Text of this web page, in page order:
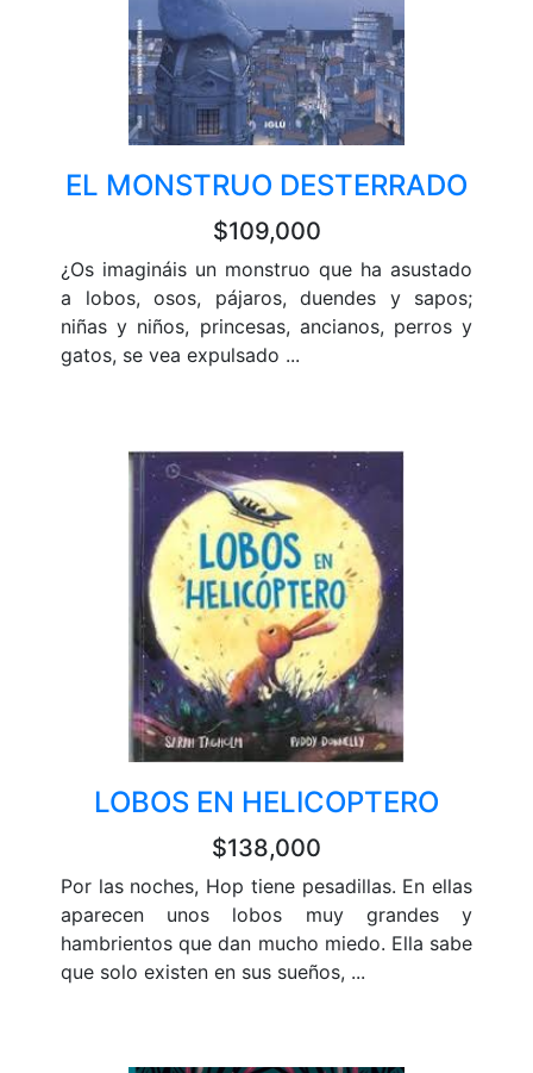
EL MONSTRUO DESTERRADO
$109,000
¿Os imagináis un monstruo que ha asustado
a lobos, osos, pájaros, duendes y sapos;
niñas y niños, princesas, ancianos, perros y
gatos, se vea expulsado ...
LOBOS EN HELICOPTERO
$138,000
Por las noches, Hop tiene pesadillas. En ellas
aparecen unos lobos muy grandes y
hambrientos que dan mucho miedo. Ella sabe
que solo existen en sus sueños, ...